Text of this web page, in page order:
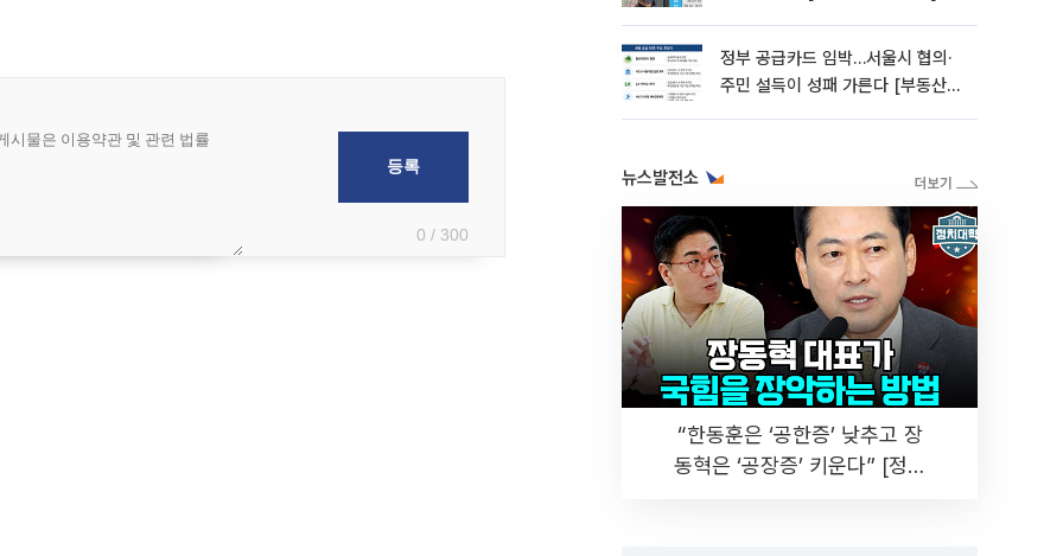
0 / 300
정부 공급카드 임박…서울시 협의·
주민 설득이 성패 가른다 [부동산
뉴스발전소
“한동훈은 ‘공한증’ 낮추고 장
동혁은 ‘공장증’ 키운다” [정치